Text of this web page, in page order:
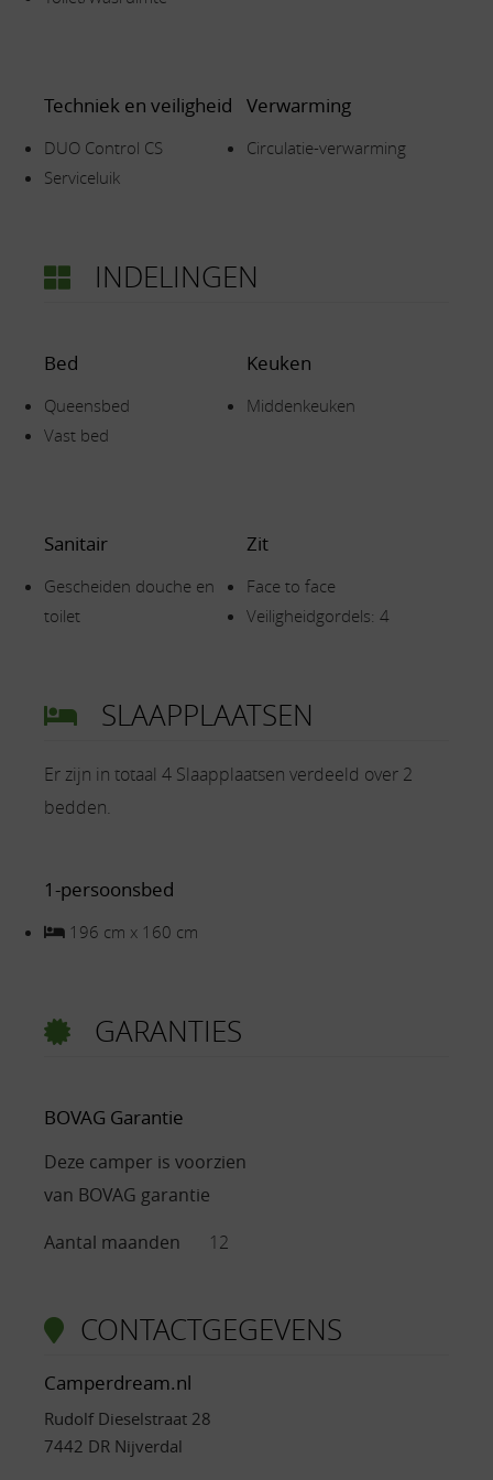
Techniek en veiligheid
DUO Control CS
Serviceluik
Verwarming
Circulatie-verwarming
INDELINGEN
Bed
Queensbed
Vast bed
Keuken
Middenkeuken
Sanitair
Gescheiden douche en
toilet
Zit
Face to face
Veiligheidgordels: 4
SLAAPPLAATSEN
Er zijn in totaal 4 Slaapplaatsen verdeeld over 2
bedden.
1-persoonsbed
196 cm x 160 cm
GARANTIES
BOVAG Garantie
Deze camper is voorzien
van BOVAG garantie
Aantal maanden
12
CONTACTGEGEVENS
Camperdream.nl
Rudolf Dieselstraat 28
7442 DR Nijverdal